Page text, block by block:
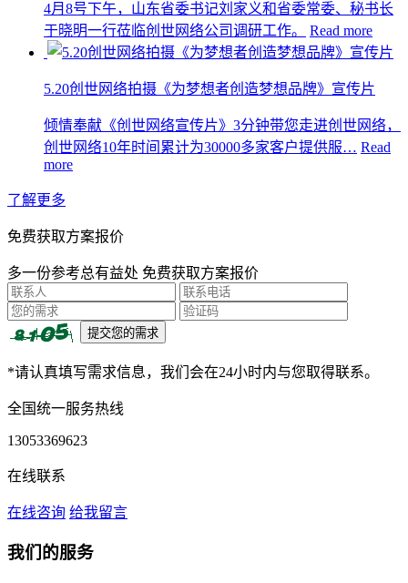
4月8号下午，山东省委书记刘家义和省委常委、秘书长
于晓明一行莅临创世网络公司调研工作。
Read more
5.20创世网络拍摄《为梦想者创造梦想品牌》宣传片
倾情奉献《创世网络宣传片》3分钟带您走进创世网络，
创世网络10年时间累计为30000多家客户提供服… Read
more
了解更多
免费获取方案报价
多一份参考总有益处 免费获取方案报价
*请认真填写需求信息，我们会在24小时内与您取得联系。
全国统一服务热线
13053369623
在线联系
在线咨询 给我留言
我们的服务